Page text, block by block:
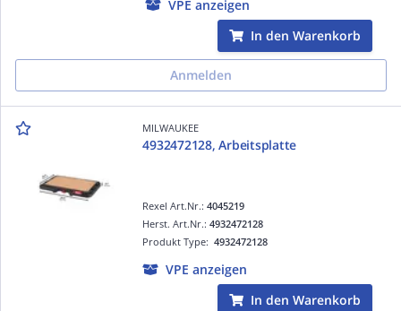
VPE anzeigen
In den Warenkorb
Anmelden
MILWAUKEE
4932472128, Arbeitsplatte
Rexel Art.Nr.:4045219
Produkt Type:4932472128
Herst. Art.Nr.:4932472128
VPE anzeigen
In den Warenkorb